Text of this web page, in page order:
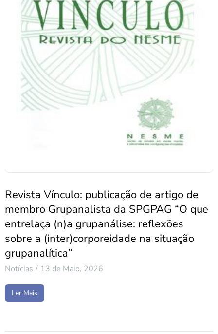
Revista Vínculo: publicação de artigo de
membro Grupanalista da SPGPAG “O que
entrelaça (n)a grupanálise: reflexões
sobre a (inter)corporeidade na situação
grupanalítica”
Notícias 13 de Maio, 2026
Ler Mais